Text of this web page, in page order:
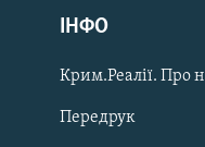
ІНФО
Крим.Реалії. Про
Передрук